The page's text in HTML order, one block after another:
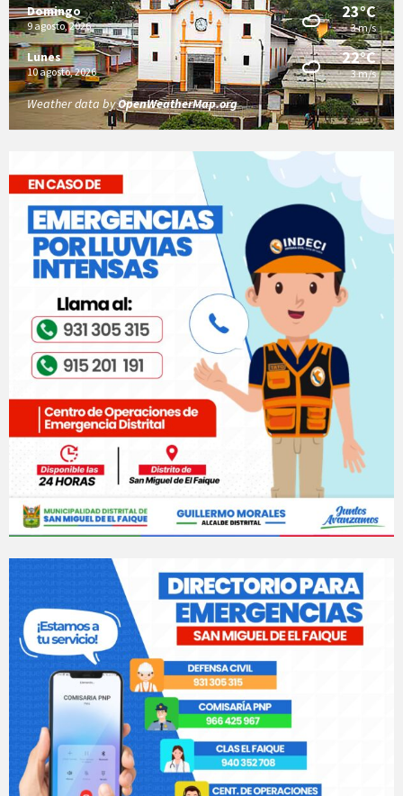
Domingo
9 agosto, 2026
23°C
3 m/s
Lunes
10 agosto, 2026
22°C
3 m/s
Weather data byOpenWeatherMap.org